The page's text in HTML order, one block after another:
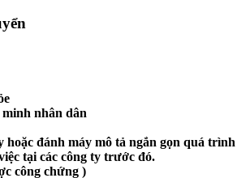
nhân dân
hoặc đánh máy mô tả ngắn gọn quá trình
tại các công ty trước đó.
công chứng )